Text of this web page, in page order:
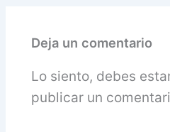
Deja un comentario
Lo siento, debes
publicar un